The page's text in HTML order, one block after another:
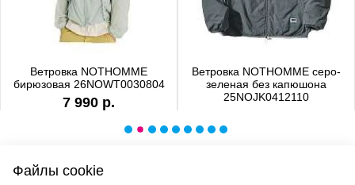
Ветровка NOTHOMME
бирюзовая 26NOWT0030804
7 990 р.
Ветровка NOTHOMME серо-
зеленая без капюшона
25NOJK0412110
Файлы cookie